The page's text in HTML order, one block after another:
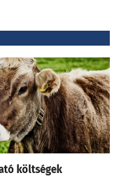
költségek